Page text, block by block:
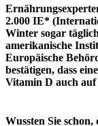
2.000 IE*
Winter sogar
amerikanische
Europäische
bestätigen, dass
Vitamin D auch
Wussten Sie